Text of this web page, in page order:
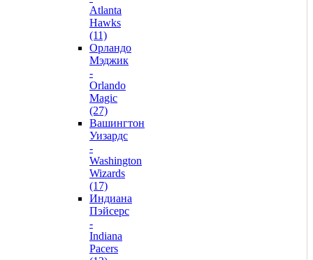
Atlanta
Hawks
(11)
Орландо
Мэджик
-
Orlando
Magic
(27)
Вашингтон
Уизардс
-
Washington
Wizards
(17)
Индиана
Пэйсерс
-
Indiana
Pacers